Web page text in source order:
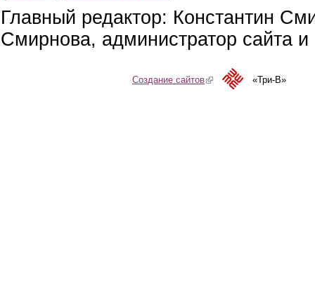
Главный редактор: Константин
Смирнова, администратор сайта
Создание сайтов(link is external)«Три-В»